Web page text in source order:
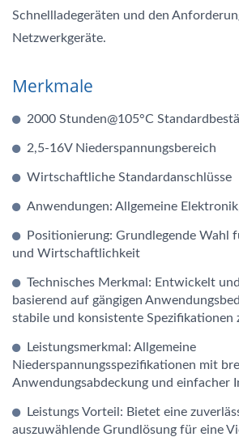
Schnellladegeräten und den
Netzwerkgeräte.
Merkmale
2000 Stunden@105°C
2,5-16V Niederspannungsbereich
Wirtschaftliche Standardanschlüsse
Anwendungen: Allgemeine
Positionierung: Grundlegende Wahl
und Wirtschaftlichkeit
Technisches Merkmal: Entwickelt
basierend auf gängigen
stabile und konsistente Spezifikationen
Leistungsmerkmal: Allgemeine
Niederspannungsspezifikationen mit
Anwendungsabdeckung und einfacher
Leistungs Vorteil: Bietet eine
auszuwählende Grundlösung für eine